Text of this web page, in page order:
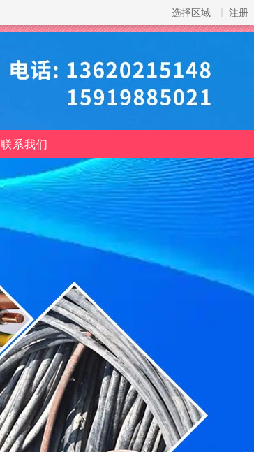
选择区域 注册
联系我们